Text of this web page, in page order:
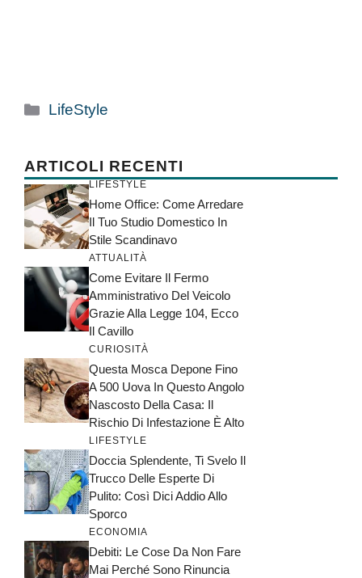
Categorie
LifeStyle
ARTICOLI RECENTI
LIFESTYLE
Home Office: Come Arredare
Il Tuo Studio Domestico In
Stile Scandinavo
ATTUALITÀ
Come Evitare Il Fermo
Amministrativo Del Veicolo
Grazie Alla Legge 104, Ecco
Il Cavillo
CURIOSITÀ
Questa Mosca Depone Fino
A 500 Uova In Questo Angolo
Nascosto Della Casa: Il
Rischio Di Infestazione È Alto
LIFESTYLE
Doccia Splendente, Ti Svelo Il
Trucco Delle Esperte Di
Pulito: Così Dici Addio Allo
Sporco
ECONOMIA
Debiti: Le Cose Da Non Fare
Mai Perché Sono Rinuncia